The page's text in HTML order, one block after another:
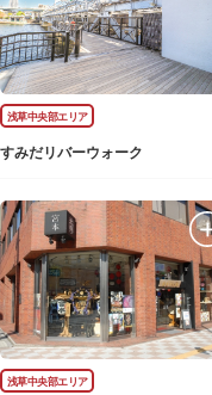
浅草中央部エリア
すみだリバーウォーク
浅草中央部エリア